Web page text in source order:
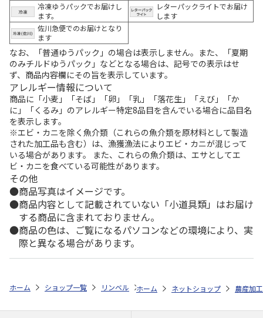
冷凍ゆうパックでお届けし
ます。
レターパックライトでお届け
します
佐川急便でのお届けとなり
ます
なお、「普通ゆうパック」の場合は表示しません。また、「夏期
のみチルドゆうパック」などとなる場合は、記号での表示はせ
ず、商品内容欄にその旨を表示しています。
アレルギー情報について
商品に「小麦」「そば」「卵」「乳」「落花生」「えび」「か
に」「くるみ」のアレルギー特定8品目を含んでいる場合に品目名
を表示します。
※エビ・カニを除く魚介類（これらの魚介類を原材料として製造
された加工品も含む）は、漁獲漁法によりエビ・カニが混じって
いる場合があります。 また、これらの魚介類は、エサとしてエ
ビ・カニを食べている可能性があります。
その他
商品写真はイメージです。
商品内容として記載されていない「小道具類」はお届け
する商品に含まれておりません。
商品の色は、ご覧になるパソコンなどの環境により、実
際と異なる場合があります。
ホーム ショップ一覧 リンベル マザーツリー ドリップコーヒー 30
ホーム ネットショップ 農産加